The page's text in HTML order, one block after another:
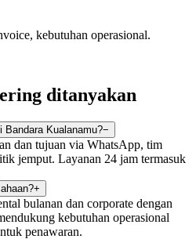
kebutuhan operasional.
ditanyakan
Bandara Kualanamu?−
dan tujuan via WhatsApp, tim
jemput. Layanan 24 jam termasuk
+
bulanan dan corporate dengan
kebutuhan operasional
penawaran.